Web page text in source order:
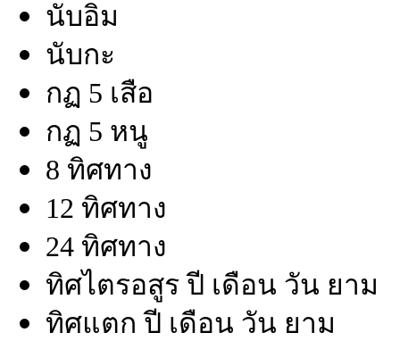
นับอิม
นับกะ
กฏ 5 เสือ
กฏ 5 หนู
8 ทิศทาง
12 ทิศทาง
24 ทิศทาง
ทิศไตรอสูร ปี เดือน วัน ยาม
ทิศแตก ปี เดือน วัน ยาม